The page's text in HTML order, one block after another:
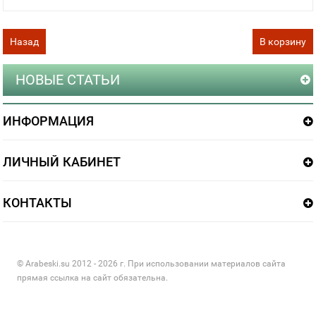
В корзину
Назад
НОВЫЕ СТАТЬИ
ИНФОРМАЦИЯ
ЛИЧНЫЙ КАБИНЕТ
КОНТАКТЫ
© Arabeski.su 2012 - 2026 г. При использовании материалов сайта
прямая ссылка на сайт обязательна.